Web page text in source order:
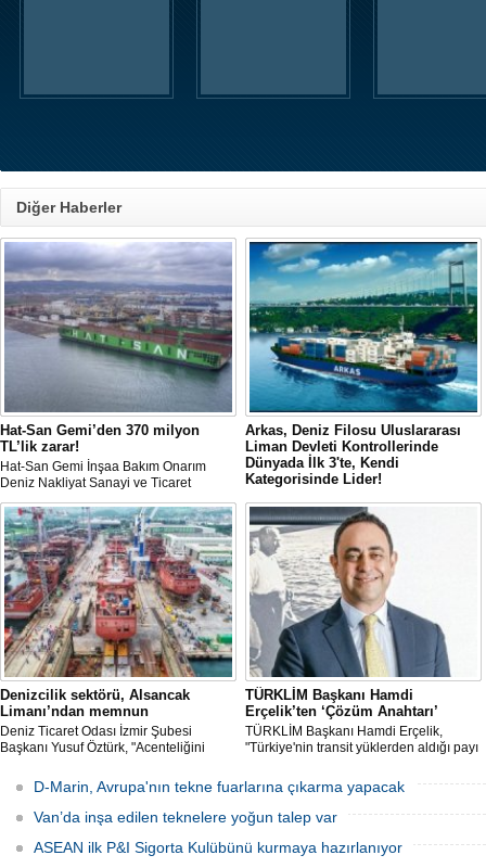
Diğer Haberler
Hat-San Gemi’den 370 milyon
TL’lik zarar!
Hat-San Gemi İnşaa Bakım Onarım
Deniz Nakliyat Sanayi ve Ticaret
(HATSN), 2026’nın ilk yarısına ilişkin
konsolide olmayan bilançosunu
paylaştı.
Arkas, Deniz Filosu Uluslararası
Liman Devleti Kontrollerinde
Dünyada İlk 3'te, Kendi
Kategorisinde Lider!
Arkas, uluslararası denizcilik veri ve
analiz platformu RISK4SEA tarafından
yayımlanan son değerlendirmede
önemli bir başarıya imza attı.
Denizcilik sektörü, Alsancak
Limanı’ndan memnun
Deniz Ticaret Odası İzmir Şubesi
Başkanı Yusuf Öztürk, "Acenteliğini
baştan sona takip etme fırsatı buldum.
İlk günden itibaren hizmet anlayışındaki
değişimi hissettik. Operasyonlar çok
hızlı şekilde tamamlandı" dedi
TÜRKLİM Başkanı Hamdi
Erçelik’ten ‘Çözüm Anahtarı’
TÜRKLİM Başkanı Hamdi Erçelik,
"Türkiye'nin transit yüklerden aldığı payı
eşgüdümünü güçlendirmeli; liman,
demiryolu, kara yolu ve dijital altyapı
yatırımlarını bütüncül bir anlayışla
hayata geçirmeliyiz" dedi.
D-Marin, Avrupa'nın tekne fuarlarına çıkarma yapacak
Van’da inşa edilen teknelere yoğun talep var
ASEAN ilk P&I Sigorta Kulübünü kurmaya hazırlanıyor